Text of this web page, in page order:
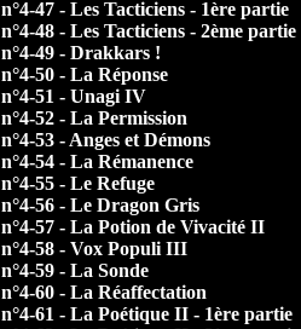
n°4-47 - Les Tacticiens - 1ère partie
n°4-48 - Les Tacticiens - 2ème partie
n°4-49 - Drakkars !
n°4-50 - La Réponse
n°4-51 - Unagi IV
n°4-52 - La Permission
n°4-53 - Anges et Démons
n°4-54 - La Rémanence
n°4-55 - Le Refuge
n°4-56 - Le Dragon Gris
n°4-57 - La Potion de Vivacité II
n°4-58 - Vox Populi III
n°4-59 - La Sonde
n°4-60 - La Réaffectation
n°4-61 - La Poétique II - 1ère partie